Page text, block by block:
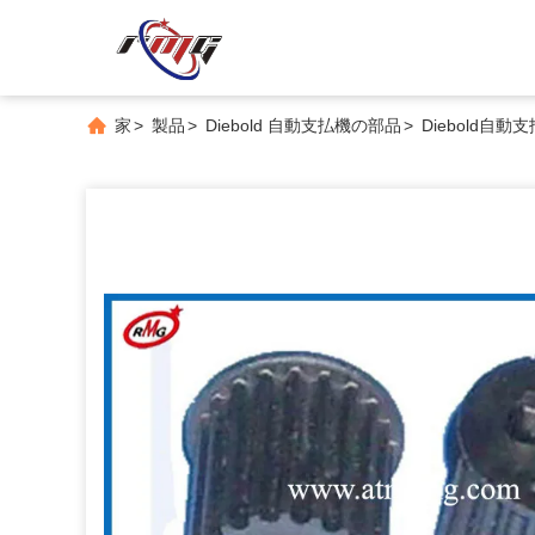
家> 製品> Diebold 自動支払機の部品> Diebold自動